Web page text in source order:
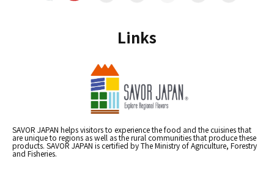
Links
SAVOR JAPAN helps visitors to experience the food and the cuisines that
are unique to regions as well as the rural communities that produce these
products. SAVOR JAPAN is certified by The Ministry of Agriculture, Forestry
and Fisheries.